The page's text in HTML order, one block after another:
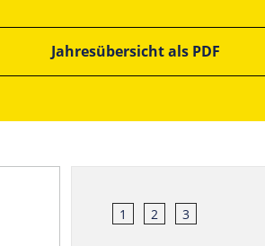
Jahresübersicht als PDF
1 2 3